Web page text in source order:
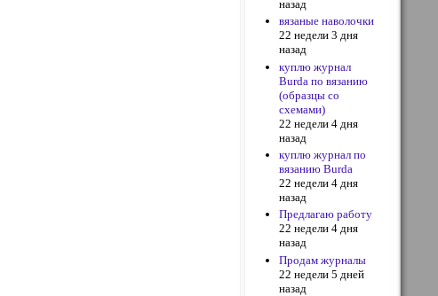
назад
вязаные наволочки
22 недели 3 дня
назад
куплю журнал
Burda по вязанию
(образцы со
схемами)
22 недели 4 дня
назад
куплю журнал по
вязанию Burda
22 недели 4 дня
назад
Предлагаю работу
22 недели 4 дня
назад
Продам журналы
22 недели 5 дней
назад